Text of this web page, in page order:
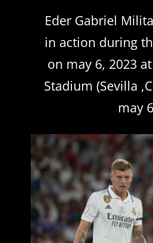
Eder Gabriel
in action during
on may 6, 2023
Stadium (Sevilla
may